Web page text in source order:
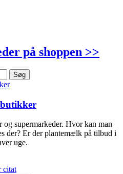
på shoppen >>
Søg
supermarkeder. Hvor kan man
der? Er der plantemælk på tilbud i
uge.